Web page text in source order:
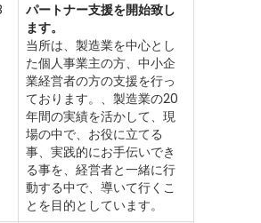
パートナー支援を開始致し
ます。
当所は、製造業を中心とし
た個人事業主の方、中小企
業経営者の方の支援を行っ
ております。、製造業の20
年間の実績を活かして、現
場の中で、お役に立てる
事、実践的にお手伝いでき
る事を、経営者と一緒に行
動する中で、導いて行くこ
とを目的としています。